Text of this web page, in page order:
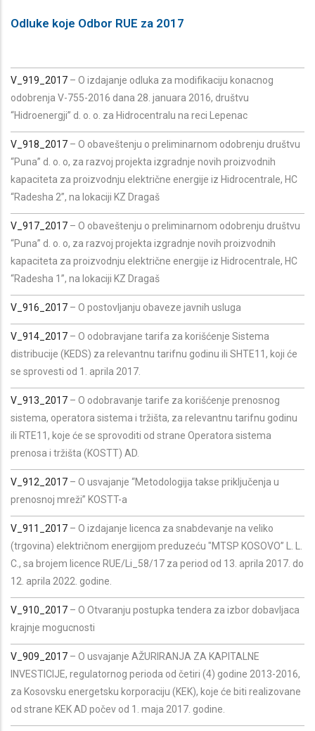
Odluke koje Odbor RUE za 2017
V_919_2017 – O izdajanje odluka za modifikaciju konacnog
odobrenja V-755-2016 dana 28. januara 2016, društvu
“Hidroenergji” d. o. o. za Hidrocentralu na reci Lepenac
V_918_2017 – O obaveštenju o preliminarnom odobrenju društvu
“Puna” d. o. o, za razvoj projekta izgradnje novih proizvodnih
kapaciteta za proizvodnju električne energije iz Hidrocentrale, HC
“Radesha 2”, na lokaciji KZ Dragaš
V_917_2017 – O obaveštenju o preliminarnom odobrenju društvu
“Puna” d. o. o, za razvoj projekta izgradnje novih proizvodnih
kapaciteta za proizvodnju električne energije iz Hidrocentrale, HC
“Radesha 1”, na lokaciji KZ Dragaš
V_916_2017 – O postovljanju obaveze javnih usluga
V_914_2017 – O odobravjane tarifa za korišćenje Sistema
distribucije (KEDS) za relevantnu tarifnu godinu ili SHTE11, koji će
se sprovesti od 1. aprila 2017.
V_913_2017 – O odobravanje tarife za korišćenje prenosnog
sistema, operatora sistema i tržišta, za relevantnu tarifnu godinu
ili RTE11, koje će se sprovoditi od strane Operatora sistema
prenosa i tržišta (KOSTT) AD.
V_912_2017 – O usvajanje “Metodologija takse priključenja u
prenosnoj mreži” KOSTT-a
V_911_2017 – O izdajanje licenca za snabdevanje na veliko
(trgovina) električnom energijom preduzeću "MTSP KOSOVO” L. L.
C., sa brojem licence RUE/Li_58/17 za period od 13. aprila 2017. do
12. aprila 2022. godine.
V_910_2017 – O Otvaranju postupka tendera za izbor dobavljaca
krajnje mogucnosti
V_909_2017 – O usvajanje AŽURIRANJA ZA KAPITALNE
INVESTICIJE, regulatornog perioda od četiri (4) godine 2013-2016,
za Kosovsku energetsku korporaciju (KEK), koje će biti realizovane
od strane KEK AD počev od 1. maja 2017. godine.